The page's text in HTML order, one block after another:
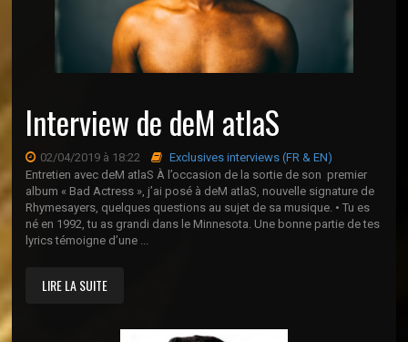
Interview de deM atlaS
02/04/2019 à 18:22
Exclusives interviews (FR & EN)
Entretien avec deM atlaS À l’occasion de la sortie de son premier
album « Bad Actress », j’ai posé à deM atlaS, nouvelle signature de
Rhymesayers, quelques questions au sujet de sa musique. • Tu es
né en 1992, tu as grandi dans le Minnesota. Une bonne partie de tes
lyrics témoigne d’une ...
LIRE LA SUITE